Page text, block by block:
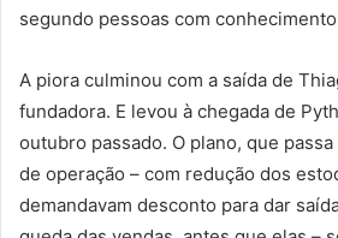
segundo pessoas com
A piora culminou com a saída de
fundadora. E levou à chegada de
outubro passado. O plano, que
de operação – com redução dos
demandavam desconto para dar